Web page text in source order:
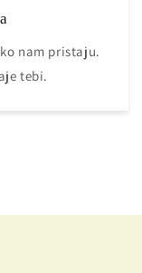
nam pristaju.
tebi.